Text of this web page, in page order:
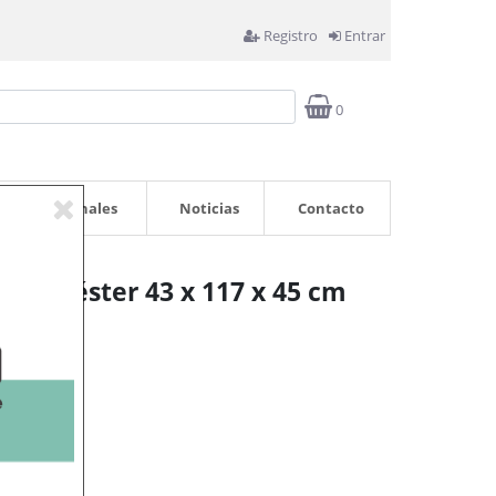
Registro Entrar
0
Profesionales Noticias Contacto
Poliéster 43 x 117 x 45 cm